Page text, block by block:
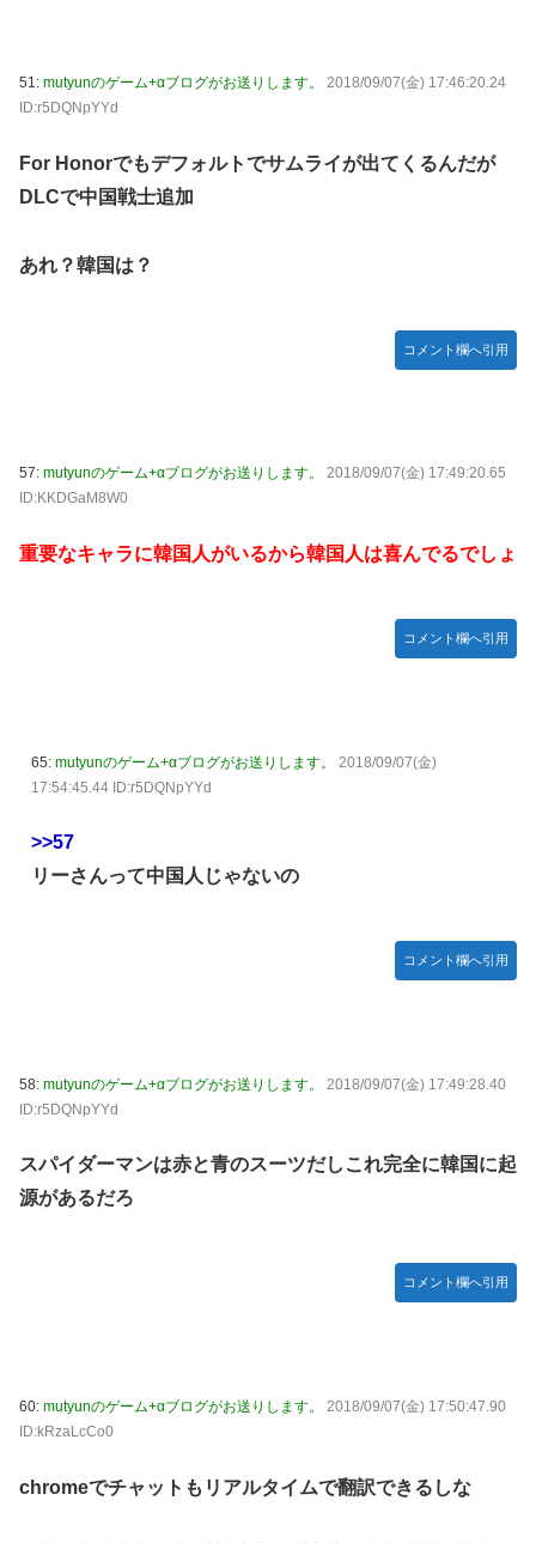
51: mutyunのゲーム+αブログがお送りします。
2018/09/07(金) 17:46:20.24
ID:r5DQNpYYd
For Honorでもデフォルトでサムライが出てくるんだが
DLCで中国戦士追加
あれ？韓国は？
コメント欄へ引用
57: mutyunのゲーム+αブログがお送りします。
2018/09/07(金) 17:49:20.65
ID:KKDGaM8W0
重要なキャラに韓国人がいるから韓国人は喜んでるでしょ
コメント欄へ引用
65: mutyunのゲーム+αブログがお送りします。
2018/09/07(金)
17:54:45.44 ID:r5DQNpYYd
>>57
リーさんって中国人じゃないの
コメント欄へ引用
58: mutyunのゲーム+αブログがお送りします。
2018/09/07(金) 17:49:28.40
ID:r5DQNpYYd
スパイダーマンは赤と青のスーツだしこれ完全に韓国に起
源があるだろ
コメント欄へ引用
60: mutyunのゲーム+αブログがお送りします。
2018/09/07(金) 17:50:47.90
ID:kRzaLcCo0
chromeでチャットもリアルタイムで翻訳できるしな